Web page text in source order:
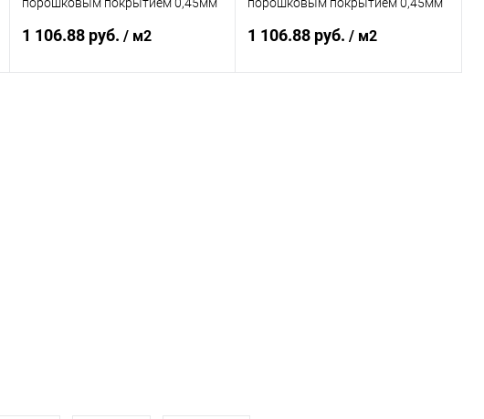
порошковым покрытием 0,45мм
1 106.88 руб. / м2
порошковым покрытием 0,45мм
1 106.88 руб./ м2